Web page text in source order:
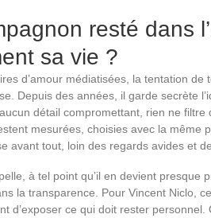
resté dans
sa vie ?
d’amour médiatisées, la tentation de
Depuis des années, il garde secrète
détail compromettant, rien ne
mesurées, choisies avec la même
avant tout, loin des regards avides et
à tel point qu’il en devient presque
la transparence. Pour Vincent Niclo,
d’exposer ce qui doit rester